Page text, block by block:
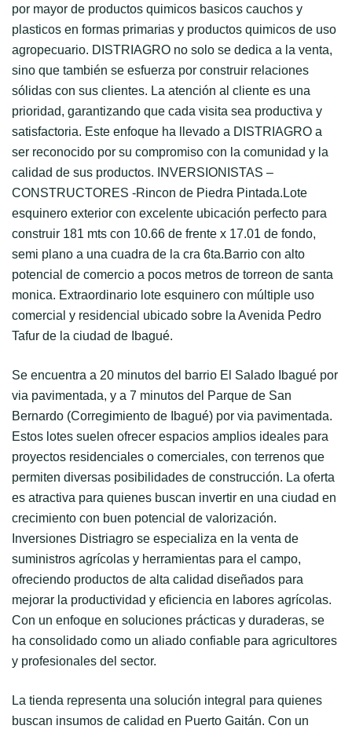
por mayor de productos quimicos basicos cauchos y
plasticos en formas primarias y productos quimicos de uso
agropecuario. DISTRIAGRO no solo se dedica a la venta,
sino que también se esfuerza por construir relaciones
sólidas con sus clientes. La atención al cliente es una
prioridad, garantizando que cada visita sea productiva y
satisfactoria. Este enfoque ha llevado a DISTRIAGRO a
ser reconocido por su compromiso con la comunidad y la
calidad de sus productos. INVERSIONISTAS –
CONSTRUCTORES -Rincon de Piedra Pintada.Lote
esquinero exterior con excelente ubicación perfecto para
construir 181 mts con 10.66 de frente x 17.01 de fondo,
semi plano a una cuadra de la cra 6ta.Barrio con alto
potencial de comercio a pocos metros de torreon de santa
monica. Extraordinario lote esquinero con múltiple uso
comercial y residencial ubicado sobre la Avenida Pedro
Tafur de la ciudad de Ibagué.
Se encuentra a 20 minutos del barrio El Salado Ibagué por
via pavimentada, y a 7 minutos del Parque de San
Bernardo (Corregimiento de Ibagué) por via pavimentada.
Estos lotes suelen ofrecer espacios amplios ideales para
proyectos residenciales o comerciales, con terrenos que
permiten diversas posibilidades de construcción. La oferta
es atractiva para quienes buscan invertir en una ciudad en
crecimiento con buen potencial de valorización.
Inversiones Distriagro se especializa en la venta de
suministros agrícolas y herramientas para el campo,
ofreciendo productos de alta calidad diseñados para
mejorar la productividad y eficiencia en labores agrícolas.
Con un enfoque en soluciones prácticas y duraderas, se
ha consolidado como un aliado confiable para agricultores
y profesionales del sector.
La tienda representa una solución integral para quienes
buscan insumos de calidad en Puerto Gaitán. Con un